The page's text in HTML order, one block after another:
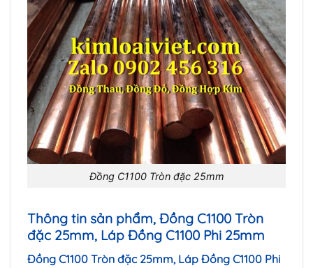
Đồng C1100 Tròn đặc 25mm
Thông tin sản phẩm, Đồng C1100 Tròn
đặc 25mm, Láp Đồng C1100 Phi 25mm
Đồng C1100 Tròn đặc 25mm, Láp Đồng C1100 Phi